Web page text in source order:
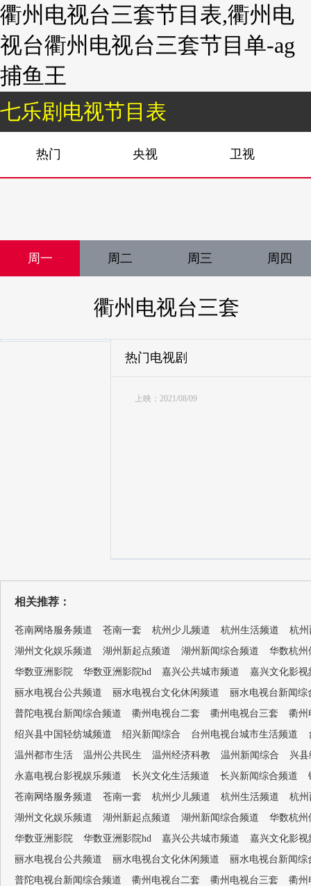
衢州电视台三套节目表,衢州电
视台衢州电视台三套节目单-ag
捕鱼王
七乐剧电视节目表
热门 央视 卫视
周一 周二 周三 周四
衢州电视台三套
热门电视剧
上映：2021/08/09
相关推荐：
苍南网络服务频道 苍南一套 杭州少儿频道 杭州生活频道
杭州
湖州文化娱乐频道
湖州新起点频道 湖州新闻综合频道
华数杭州
华数亚洲影院
华数亚洲影院hd 嘉兴公共城市频道
嘉兴文化影视
丽水电视台公共频道
丽水电视台文化休闲频道
丽水电视台新闻综
普陀电视台新闻综合频道
衢州电视台二套 衢州电视台三套
衢州
绍兴县中国轻纺城频道
绍兴新闻综合 台州电视台城市生活频道
温州都市生活
温州公共民生 温州经济科教 温州新闻综合
兴
永嘉电视台影视娱乐频道
长兴文化生活频道 长兴新闻综合频道
苍南网络服务频道
苍南一套 杭州少儿频道 杭州生活频道
杭州
湖州文化娱乐频道
湖州新起点频道 湖州新闻综合频道
华数杭州
华数亚洲影院
华数亚洲影院hd 嘉兴公共城市频道
嘉兴文化影视
丽水电视台公共频道
丽水电视台文化休闲频道
丽水电视台新闻综
普陀电视台新闻综合频道
衢州电视台二套 衢州电视台三套
衢州